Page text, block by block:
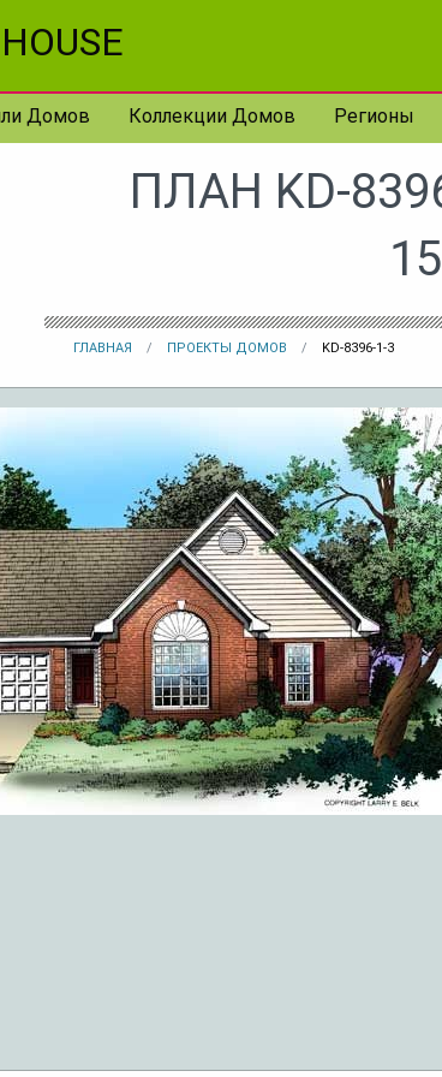
Домов Коллекции Домов Регионы
ПЛАН KD-
ГЛАВНАЯ ПРОЕКТЫ ДОМОВ KD-8396-1-3